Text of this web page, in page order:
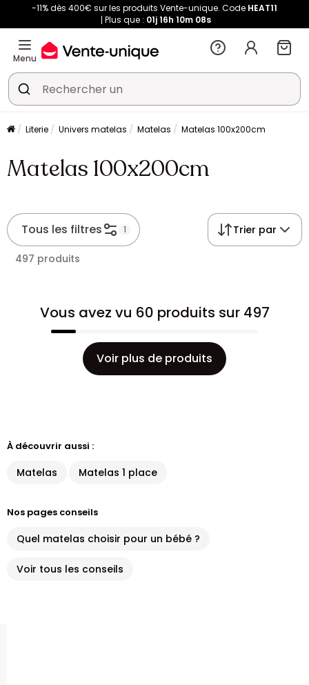
-11% dès 400€ sur les produits Vente-unique. Code HEAT11
Plus que : 01j 16h 10m 08s
Menu
Literie Univers matelas Matelas Matelas 100x200cm
Matelas 100x200cm
Tous les filtres 1 Trier par
497 produits
Vous avez vu 60 produits sur 497
Voir plus de produits
À découvrir aussi :
Matelas Matelas 1 place
Nos pages conseils
Quel matelas choisir pour un bébé ?
Voir tous les conseils